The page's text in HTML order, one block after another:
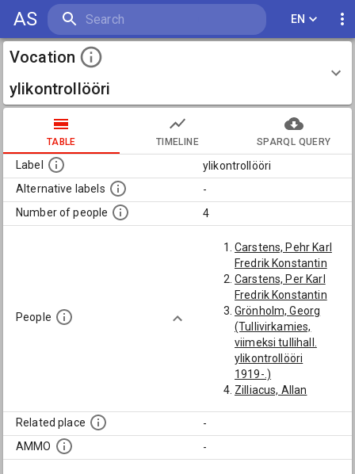
AS EN
Vocation
ylikontrollööri
TABLE TIMELINE SPARQL QUERY
Label
ylikontrollööri
Alternative labels
-
Number of people
4
People
Carstens, Pehr Karl
Fredrik Konstantin
Carstens, Per Karl
Fredrik Konstantin
Grönholm, Georg
(Tullivirkamies,
viimeksi tullihall.
ylikontrollööri
1919-.)
Zilliacus, Allan
tehdasmaisen
Related place
-
AMMO
-